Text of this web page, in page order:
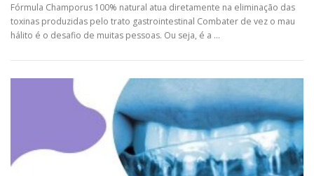
Fórmula Champorus 100% natural atua diretamente na eliminação das
toxinas produzidas pelo trato gastrointestinal Combater de vez o mau
hálito é o desafio de muitas pessoas. Ou seja, é a …